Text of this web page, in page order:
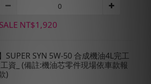
SALE NT$1,920
SUPER SYN 5W-50 合成機油4L完工
資_ (備註:機油芯零件現場依車款報
)